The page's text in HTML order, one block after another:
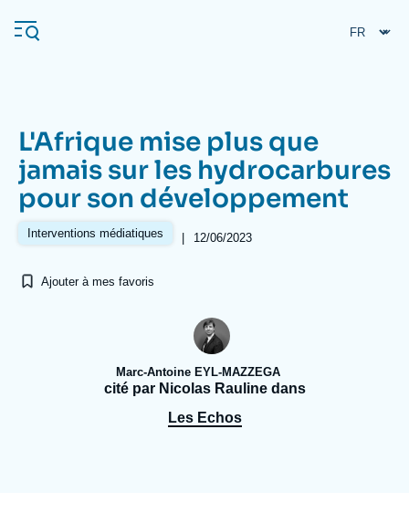
au
contenu
Navigation
principale
L'Ifri
Se connecter
À propos de l'Ifri
Proche-Orient
L'Afrique mise plus que
jamais sur les hydrocarbures
pour son développement
Interventions médiatiques | 12/06/2023
Ajouter à mes favoris
Marc-Antoine EYL-MAZZEGA
cité par Nicolas Rauline dans
Les Echos